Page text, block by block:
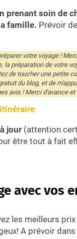
prenant soin de
famille. Prévoir
votre voyage !
préparation de votre
de toucher une petite
du blog, et de
avis ! Merci d'avance et
jour (attention
être tout à fait
avec vos
les meilleurs
A prévoir